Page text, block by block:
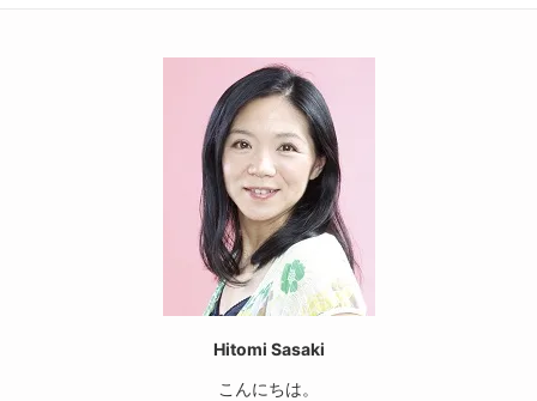
Hitomi Sasaki
こんにちは。